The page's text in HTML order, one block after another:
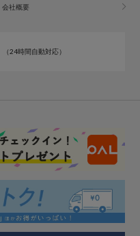
会社概要
（24時間自動対応）